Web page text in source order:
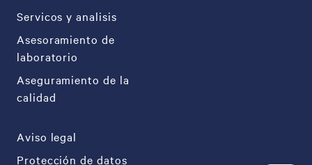
Servicos y analisis
Asesoramiento de
laboratorio
Aseguramiento de la
calidad
Aviso legal
Protección de datos